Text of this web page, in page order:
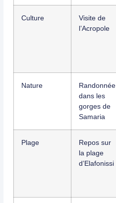
Culture
Visite de
l’Acropole
Nature
Randonnée
dans les
gorges de
Samaria
Plage
Repos sur
la plage
d’Elafonissi